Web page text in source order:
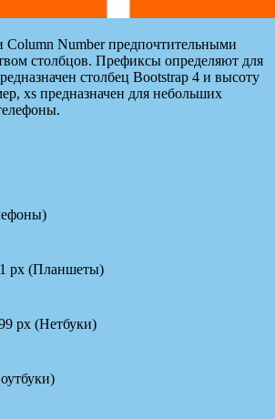
Column Number предпочтительными
столбцов. Префиксы определяют для
столбец Bootstrap 4 и высоту
xs предназначен для небольших
px (Планшеты)
px (Нетбуки)